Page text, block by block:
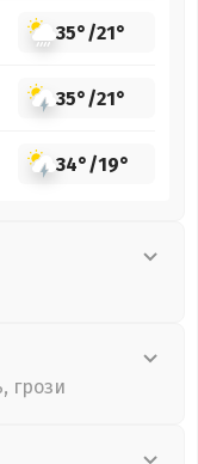
35°/21°
35°/21°
34°/19°
грози